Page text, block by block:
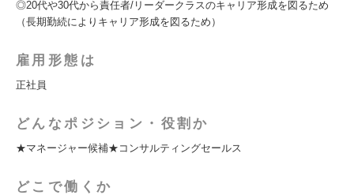
◎20代や30代から責任者/リーダークラスのキャリア形成を図るため
（長期勤続によりキャリア形成を図るため）
雇用形態は
正社員
どんなポジション・役割か
★マネージャー候補★コンサルティングセールス
どこで働くか